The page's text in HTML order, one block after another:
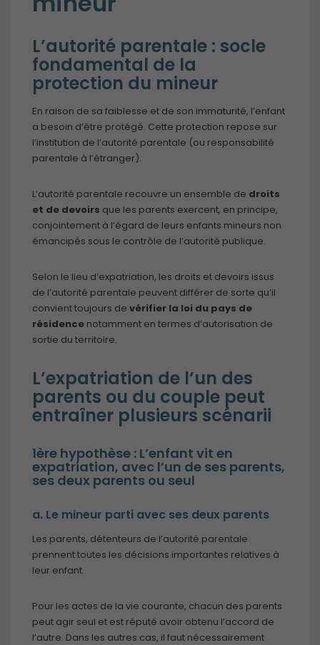
L’autorité parentale : socle
fondamental de la
protection du mineur
En raison de sa faiblesse et de son immaturité, l’enfant
a besoin d’être protégé. Cette protection repose sur
l’institution de l’autorité parentale (ou responsabilité
parentale à l’étranger).
L’autorité parentale recouvre un ensemble de droits
et de devoirs que les parents exercent, en principe,
conjointement à l’égard de leurs enfants mineurs non
émancipés sous le contrôle de l’autorité publique.
Selon le lieu d’expatriation, les droits et devoirs issus
de l’autorité parentale peuvent différer de sorte qu’il
convient toujours de vérifier la loi du pays de
résidence notamment en termes d’autorisation de
sortie du territoire.
L’expatriation de l’un des
parents ou du couple peut
entraîner plusieurs scénarii
1ère hypothèse : L’enfant vit en
expatriation, avec l’un de ses parents,
ses deux parents ou seul
a. Le mineur parti avec ses deux parents
Les parents, détenteurs de l’autorité parentale
prennent toutes les décisions importantes relatives à
leur enfant.
Pour les actes de la vie courante, chacun des parents
peut agir seul et est réputé avoir obtenu l’accord de
l’autre. Dans les autres cas, il faut nécessairement